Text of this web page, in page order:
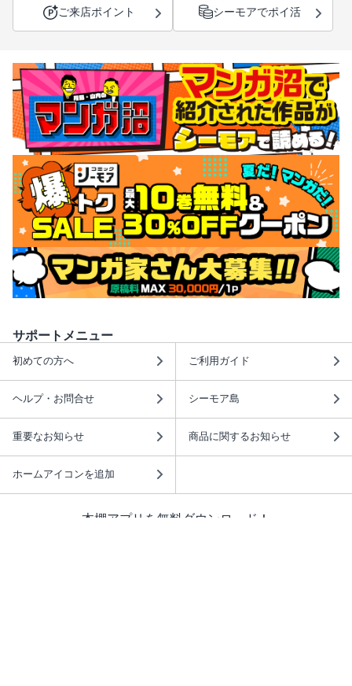
ご来店ポイント シーモアでポイ活
サポートメニュー
初めての方へ ご利用ガイド
ヘルプ・お問合せ シーモア島
重要なお知らせ 商品に関するお知らせ
ホームアイコンを追加
本棚アプリを無料ダウンロード！